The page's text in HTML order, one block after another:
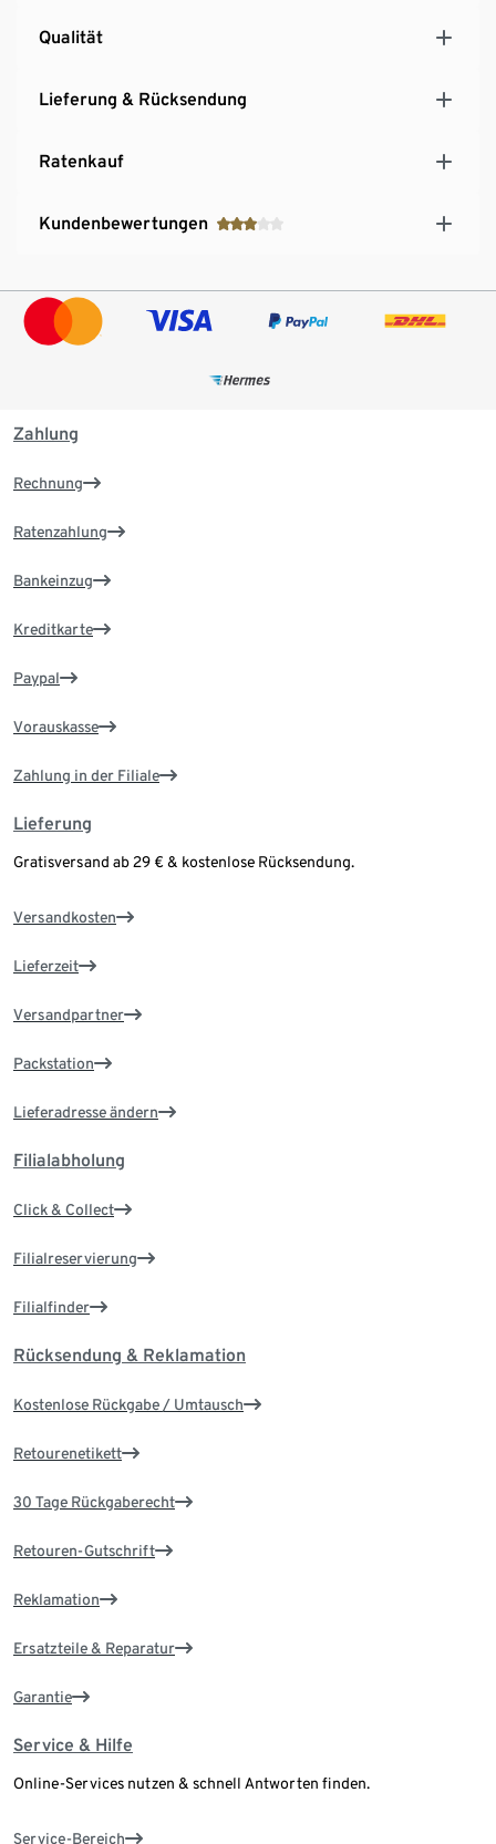
Qualität
Lieferung & Rücksendung
Ratenkauf
Kundenbewertungen
Zahlung
Rechnung
Ratenzahlung
Bankeinzug
Kreditkarte
Paypal
Vorauskasse
Zahlung in der Filiale
Lieferung
Gratisversand ab 29 € & kostenlose Rücksendung.
Versandkosten
Lieferzeit
Versandpartner
Packstation
Lieferadresse ändern
Filialabholung
Click & Collect
Filialreservierung
Filialfinder
Rücksendung & Reklamation
Kostenlose Rückgabe / Umtausch
Retourenetikett
30 Tage Rückgaberecht
Retouren-Gutschrift
Reklamation
Ersatzteile & Reparatur
Garantie
Service & Hilfe
Online-Services nutzen & schnell Antworten finden.
Service-Bereich